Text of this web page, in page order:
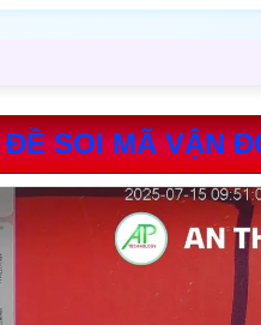
SOI MÃ VẬN